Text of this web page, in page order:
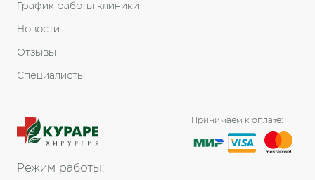
Режим работы:
Принимаем к оплате:
График работы клиники
Новости
Отзывы
Специалисты